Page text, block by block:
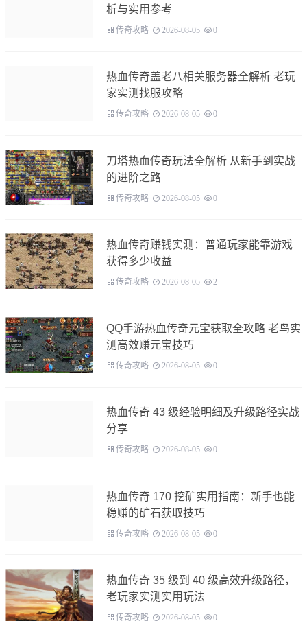
析与实用参考
传奇攻略 2026-08-05 0
热血传奇盖老八相关服务器全解析 老玩
家实测找服攻略
传奇攻略 2026-08-05 0
刀塔热血传奇玩法全解析 从新手到实战
的进阶之路
传奇攻略 2026-08-05 0
热血传奇赚钱实测：普通玩家能靠游戏
获得多少收益
传奇攻略 2026-08-05 2
QQ手游热血传奇元宝获取全攻略 老鸟实
测高效赚元宝技巧
传奇攻略 2026-08-05 0
热血传奇 43 级经验明细及升级路径实战
分享
传奇攻略 2026-08-05 0
热血传奇 170 挖矿实用指南：新手也能
稳赚的矿石获取技巧
传奇攻略 2026-08-05 0
热血传奇 35 级到 40 级高效升级路径，
老玩家实测实用玩法
传奇攻略 2026-08-05 0